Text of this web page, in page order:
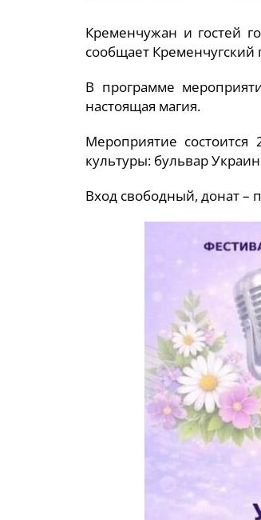
Кременчужан и гостей
сообщает Кременчугский
В программе
настоящая магия.
Мероприятие
культуры: бульвар
Вход свободный, донат –